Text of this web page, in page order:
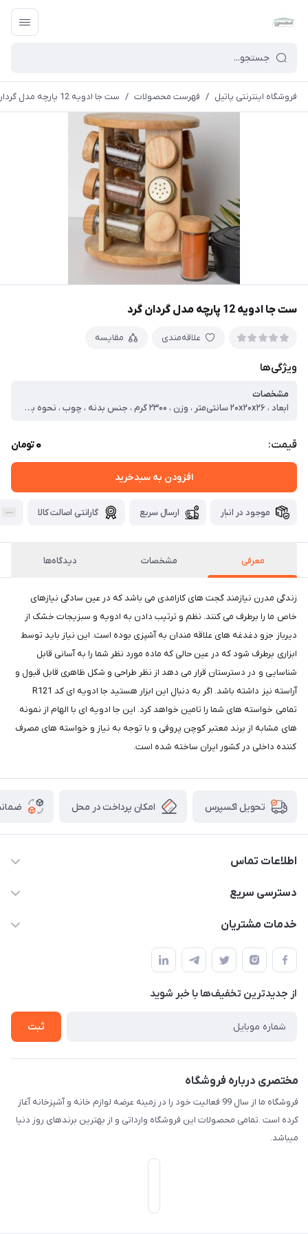
فروشگاه اینترنتی پاتیل / فهرست محصولات / ست جا ادویه 12 پارچه مدل گردان گرد
ست جا ادویه 12 پارچه مدل گردان گرد
علاقه‌مندی مقایسه
ویژگی‌ها
مشخصات
ابعاد ، ۲۰x۲۰x۲۶ سانتی‌متر ، وزن ، ۲۳۰۰ گرم ، جنس بدنه ، چوب ، نحوه بسته شدن ، پیچی ، قابلیت شست‌وشو ، با دست
قیمت: 0تومان
افزودن به سبدخرید
موجود در انبار ارسال سریع گارانتی اصالت کالا
معرفی مشخصات دیدگاه‌ها
زندگی مدرن نیازمند گجت های کارامدی می باشد که در عین سادگی نیازهای
خاص ما را برطرف می کنند. نظم و ترتیب دادن به ادویه و سبزیجات خشک از
دیرباز جزو دغدغه های علاقه مندان به آشپزی بوده است. این نیاز باید توسط
ابزاری برطرف شود که در عین حالی که ماده مورد نظر شما را به آسانی قابل
شناسایی و در دسترستان قرار می دهد از نظر طراحی و شکل ظاهری قابل قبول و
آراسته نیز داشته باشد. اگر به دنبال این ابزار هستید جا ادویه ای کد R121
تمامی خواسته های شما را تامین خواهد کرد. این جا ادویه ای با الهام از نمونه
های مشابه از برند معتبر کوچن پروفی و با توجه به نیاز و خواسته های مصرف
کننده داخلی در کشور ایران ساخته شده است.
تحویل اکسپرس امکان پرداخت در محل
اطلاعات تماس
09165044753
دسترسی سریع
حساب کاربری
لیست محصولات
درباره ما
خدمات مشتریان
قوانین و مقررات
حریم خصوصی
راهنما
از جدید‌ترین تخفیف‌ها با‌ خبر شوید
ثبت
مختصری درباره فروشگاه
فروشگاه ما از سال 99 فعالیت خود را در زمینه عرضه لوازم خانه و آشپزخانه آغاز
کرده است .تمامی محصولات این فروشگاه وارداتی و از بهترین برندهای روز دنیا
میباشد.